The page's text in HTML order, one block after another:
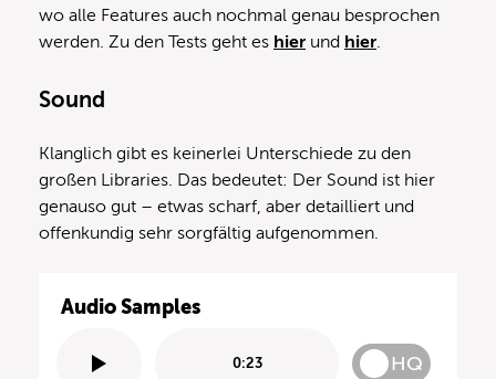
wo alle Features auch nochmal genau besprochen
werden. Zu den Tests geht es hier und hier.
Sound
Klanglich gibt es keinerlei Unterschiede zu den
großen Libraries. Das bedeutet: Der Sound ist hier
genauso gut – etwas scharf, aber detailliert und
offenkundig sehr sorgfältig aufgenommen.
Audio Samples
0:23 HQ